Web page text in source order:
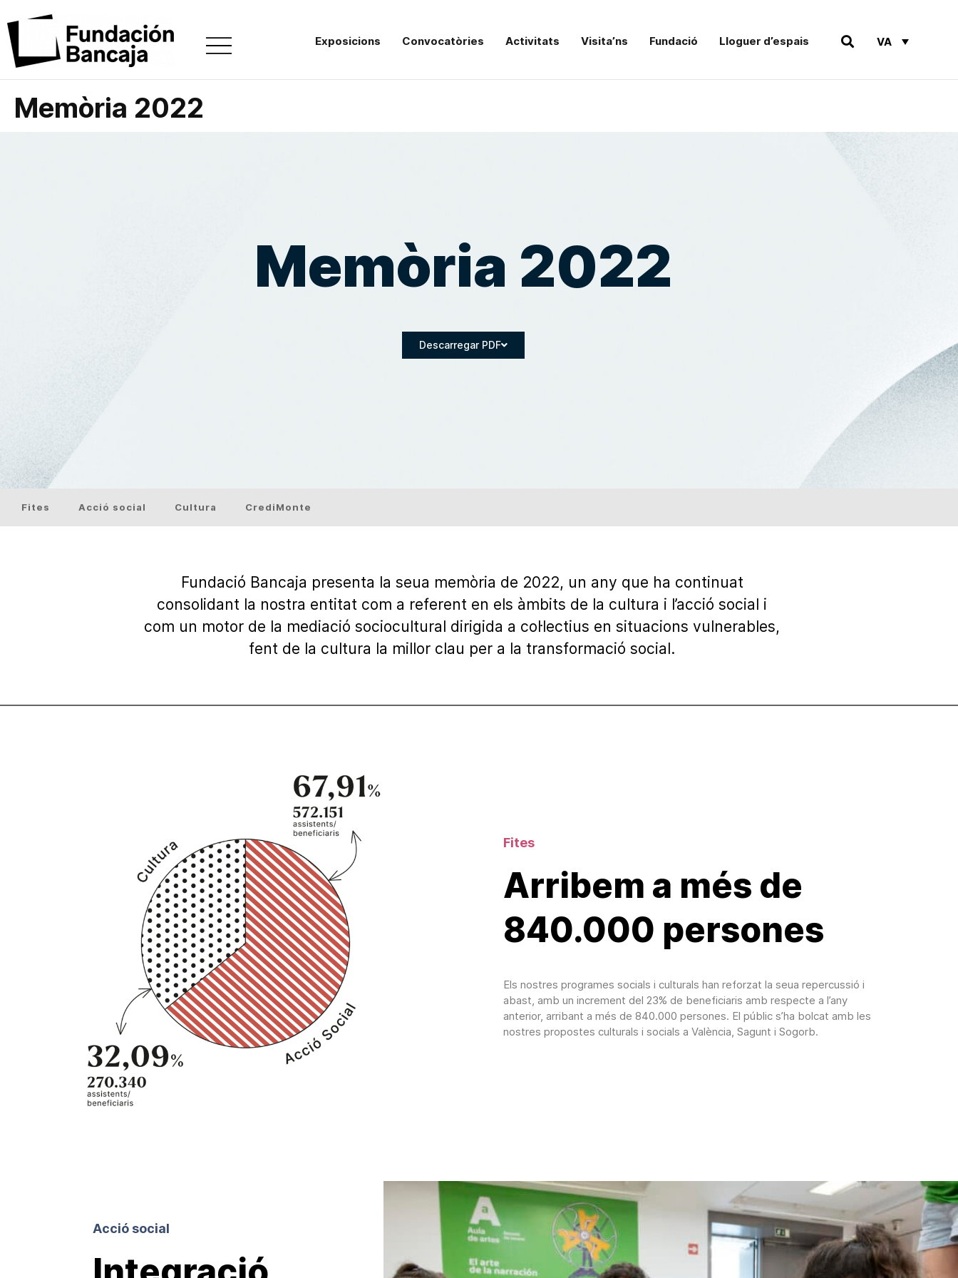
Exposicions Convocatòries Activitats Visita’ns Fundació Lloguer d’espais VA
Memòria 2022
Memòria 2022
Descarregar PDF
Fites Acció social Cultura CrediMonte
Fundació Bancaja presenta la seua memòria de 2022, un any que ha continuat
consolidant la nostra entitat com a referent en els àmbits de la cultura i l’acció social i
com un motor de la mediació sociocultural dirigida a col·lectius en situacions vulnerables,
fent de la cultura la millor clau per a la transformació social.
Fites
Arribem a més de
840.000 persones
Els nostres programes socials i culturals han reforzat la seua repercussió i
abast, amb un increment del 23% de beneficiaris amb respecte a l’any
anterior, arribant a més de 840.000 persones. El públic s’ha bolcat amb les
nostres propostes culturals i socials a València, Sagunt i Sogorb.
Acció social